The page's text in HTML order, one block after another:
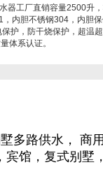
器工厂直销容量2500升
内胆不锈钢304，内胆
护，防干烧保护，超温
体系认证。
多路供水 ， 商
宾馆，复式别墅